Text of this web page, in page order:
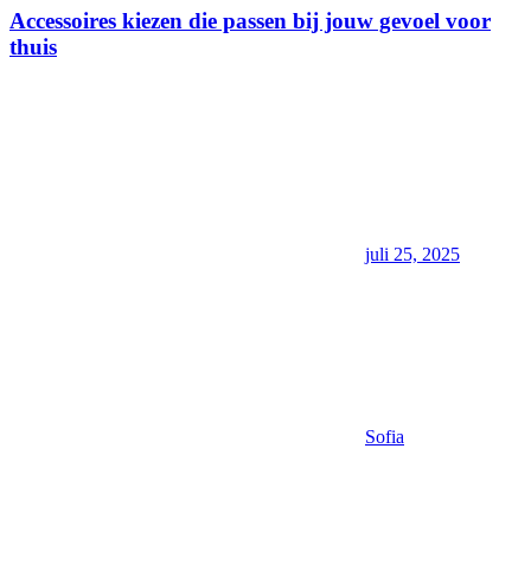
Accessoires kiezen die passen bij jouw gevoel voor
thuis
juli 25, 2025
Sofia